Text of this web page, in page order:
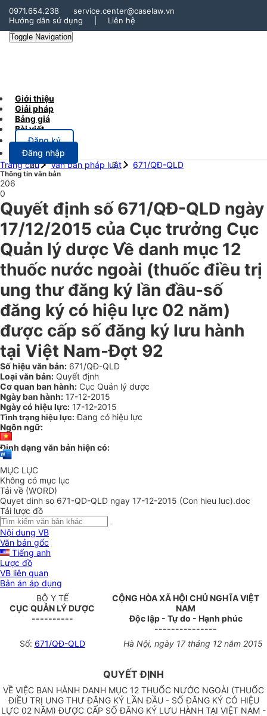
0971.654.238
service.center@caselaw.vn
Hướng dẫn sử dụng
Liên hệ
Toggle Navigation
Giới thiệu
Giải pháp
Bảng giá
Bài viết
Đăng ký
Đăng nhập
Trang chủ
Văn bản pháp luật 671/QĐ-QLD
Thông tin văn bản
206
0
Quyết định số 671/QĐ-QLD ngày
17/12/2015 của Cục trưởng Cục
Quản lý dược Về danh mục 12
thuốc nước ngoài (thuốc điều trị
ung thư đăng ký lần đầu-số
đăng ký có hiệu lực 02 năm)
được cấp số đăng ký lưu hành
tại Việt Nam-Đợt 92
Số hiệu văn bản: 671/QĐ-QLD
Loại văn bản: Quyết định
Cơ quan ban hành: Cục Quản lý dược
Ngày ban hành: 17-12-2015
Ngày có hiệu lực: 17-12-2015
Tình trạng hiệu lực: Đang có hiệu lực
Ngôn ngữ:
Định dạng văn bản hiện có:
MỤC LỤC
Không có mục lục
Tải về (WORD)
Quyet dinh so 671-QD-QLD ngay 17-12-2015 (Con hieu luc).doc
Tải lược đồ
Nội dung VB
Văn bản gốc
Tiếng anh
Lược đồ
VB liên quan
Bản án áp dụng
BỘ Y TẾ
CỤC QUẢN LÝ DƯỢC
----------
CỘNG HÒA XÃ HỘI CHỦ NGHĨA VIỆT
NAM
Độc lập - Tự do - Hạnh phúc
---------------
Số: 671/QĐ-QLD Hà Nội, ngày 17tháng 12năm 2015
QUYẾT ĐỊNH
VỀ VIỆC BAN HÀNH DANH MỤC 12 THUỐC NƯỚC NGOÀI (THUỐC
ĐIỀU TRỊ UNG THƯ ĐĂNG KÝ LẦN ĐẦU - SỐ ĐĂNG KÝ CÓ HIỆU
LỰC 02 NĂM) ĐƯỢC CẤP SỐ ĐĂNG KÝ LƯU HÀNH TẠI VIỆT NAM -